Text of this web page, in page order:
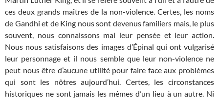
ces deux grands maîtres de la non-violence. Certes, les noms
de Gandhi et de King nous sont devenus familiers mais, le plus
souvent, nous connaissons mal leur pensée et leur action.
Nous nous satisfaisons des images d’Épinal qui ont vulgarisé
leur personnage et il nous semble que leur non-violence ne
peut nous être d’aucune utilité pour faire face aux problèmes
qui sont les nôtres aujourd’hui. Certes, les circonstances
historiques ne sont jamais les mêmes d’un lieu à un autre. Ni